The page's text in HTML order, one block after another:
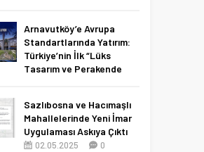
11.04.2026 0
Arnavutköy’e Avrupa
Standartlarında Yatırım:
Türkiye’nin İlk “Lüks
Tasarım ve Perakende
Sazlıbosna ve Hacımaşlı
Mahallelerinde Yeni İmar
Uygulaması Askıya Çıktı
02.05.2025 0